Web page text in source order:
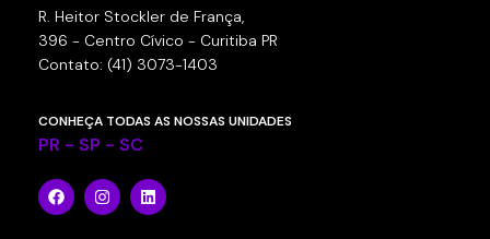
R. Heitor Stockler de França,
396 - Centro Cívico - Curitiba PR
Contato: (41) 3073-1403
CONHEÇA TODAS AS NOSSAS UNIDADES
PR - SP - SC